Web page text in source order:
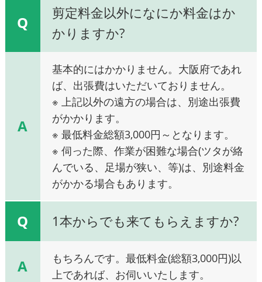
Q
剪定料金以外になにか料金はか
かりますか?
A
基本的にはかかりません。大阪府であれ
ば、出張費はいただいておりません。
※ 上記以外の遠方の場合は、別途出張費
がかかります。
※ 最低料金総額3,000円～となります。
※ 伺った際、作業が困難な場合(ツタが絡
んでいる、足場が狭い、等)は、別途料金
がかかる場合もあります。
Q 1本からでも来てもらえますか?
A
もちろんです。最低料金(総額3,000円)以
上であれば、お伺いいたします。